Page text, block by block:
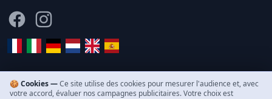
FacebookInstagram
🍪 Cookies —Ce site utilise des cookies pour mesurer l'audience et, avec
votre accord, évaluer nos campagnes publicitaires. Votre choix est